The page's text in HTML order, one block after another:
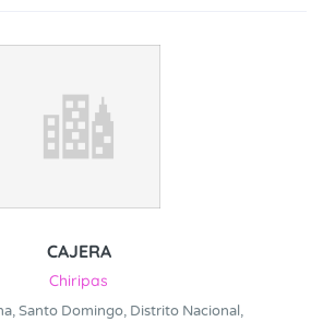
CAJERA
Chiripas
Santo Domingo, Distrito Nacional,